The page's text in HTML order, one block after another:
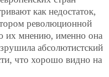
как недостаток,
революционной
их мнению, именно она
абсолютистский
что хорошо видно на